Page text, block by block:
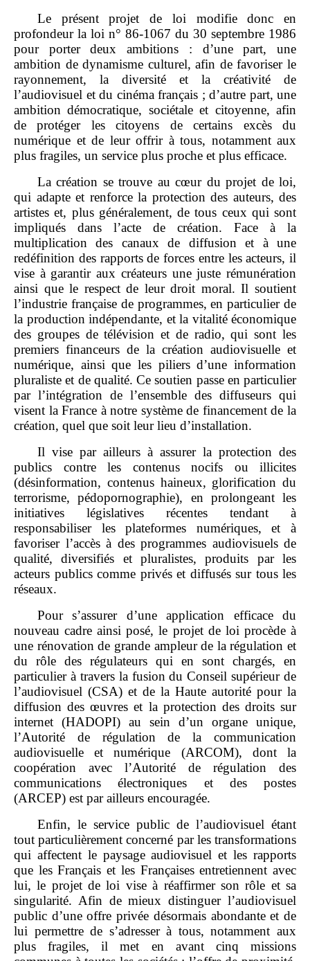
Le présent projet de loi modifie donc en
profondeur la loi n° 86‑1067 du 30 septembre 1986
pour porter deux ambitions : d’une part, une
ambition de dynamisme culturel, afin de favoriser le
rayonnement, la diversité et la créativité de
l’audiovisuel et du cinéma français ; d’autre part, une
ambition démocratique, sociétale et citoyenne, afin
de protéger les citoyens de certains excès du
numérique et de leur offrir à tous, notamment aux
plus fragiles, un service plus proche et plus efficace.
La création se trouve au cœur du projet de loi,
qui adapte et renforce la protection des auteurs, des
artistes et, plus généralement, de tous ceux qui sont
impliqués dans l’acte de création. Face à la
multiplication des canaux de diffusion et à une
redéfinition des rapports de forces entre les acteurs, il
vise à garantir aux créateurs une juste rémunération
ainsi que le respect de leur droit moral. Il soutient
l’industrie française de programmes, en particulier de
la production indépendante, et la vitalité économique
des groupes de télévision et de radio, qui sont les
premiers financeurs de la création audiovisuelle et
numérique, ainsi que les piliers d’une information
pluraliste et de qualité. Ce soutien passe en particulier
par l’intégration de l’ensemble des diffuseurs qui
visent la France à notre système de financement de la
création, quel que soit leur lieu d’installation.
Il vise par ailleurs à assurer la protection des
publics contre les contenus nocifs ou illicites
(désinformation, contenus haineux, glorification du
terrorisme, pédopornographie), en prolongeant les
initiatives législatives récentes tendant à
responsabiliser les plateformes numériques, et à
favoriser l’accès à des programmes audiovisuels de
qualité, diversifiés et pluralistes, produits par les
acteurs publics comme privés et diffusés sur tous les
réseaux.
Pour s’assurer d’une application efficace du
nouveau cadre ainsi posé, le projet de loi procède à
une rénovation de grande ampleur de la régulation et
du rôle des régulateurs qui en sont chargés, en
particulier à travers la fusion du Conseil supérieur de
l’audiovisuel (CSA) et de la Haute autorité pour la
diffusion des œuvres et la protection des droits sur
internet (HADOPI) au sein d’un organe unique,
l’Autorité de régulation de la communication
audiovisuelle et numérique (ARCOM), dont la
coopération avec l’Autorité de régulation des
communications électroniques et des postes
(ARCEP) est par ailleurs encouragée.
Enfin, le service public de l’audiovisuel étant
tout particulièrement concerné par les transformations
qui affectent le paysage audiovisuel et les rapports
que les Français et les Françaises entretiennent avec
lui, le projet de loi vise à réaffirmer son rôle et sa
singularité. Afin de mieux distinguer l’audiovisuel
public d’une offre privée désormais abondante et de
lui permettre de s’adresser à tous, notamment aux
plus fragiles, il met en avant cinq missions